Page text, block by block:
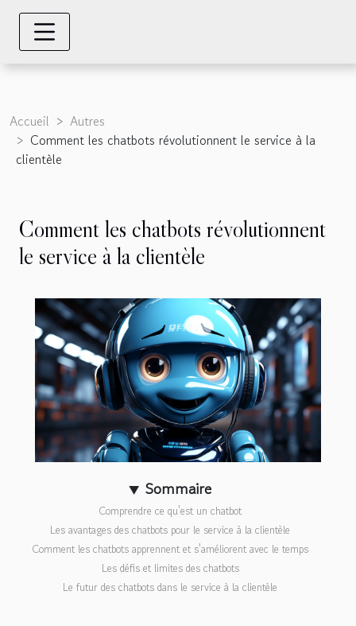
Accueil
Autres
Comment les chatbots révolutionnent le service à la
clientèle
Comment les chatbots révolutionnent
le service à la clientèle
Sommaire
Comprendre ce qu'est un chatbot
Les avantages des chatbots pour le service à la clientèle
Comment les chatbots apprennent et s'améliorent avec le temps
Les défis et limites des chatbots
Le futur des chatbots dans le service à la clientèle